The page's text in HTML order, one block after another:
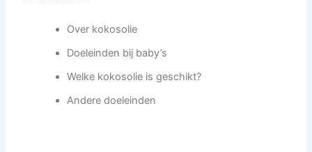
Over kokosolie
Doeleinden bij baby’s
Welke kokosolie is geschikt?
Andere doeleinden